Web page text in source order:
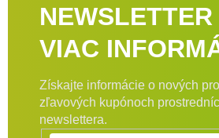
NEWSLETTER
VIAC
Získajte informácie o nových
zľavových kupónoch
newslettera.